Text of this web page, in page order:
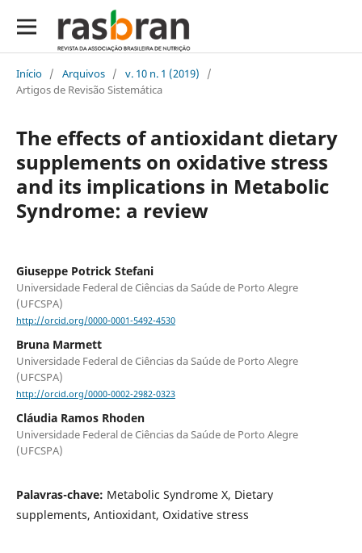
Início / Arquivos / v. 10 n. 1 (2019)
/
Artigos de Revisão Sistemática
The effects of antioxidant dietary
supplements on oxidative stress
and its implications in Metabolic
Syndrome: a review
Giuseppe Potrick Stefani
Universidade Federal de Ciências da Saúde de Porto Alegre
(UFCSPA)
http://orcid.org/0000-0001-5492-4530
Bruna Marmett
Universidade Federal de Ciências da Saúde de Porto Alegre
(UFCSPA)
http://orcid.org/0000-0002-2982-0323
Cláudia Ramos Rhoden
Universidade Federal de Ciências da Saúde de Porto Alegre
(UFCSPA)
Palavras-chave: Metabolic Syndrome X, Dietary
supplements, Antioxidant, Oxidative stress